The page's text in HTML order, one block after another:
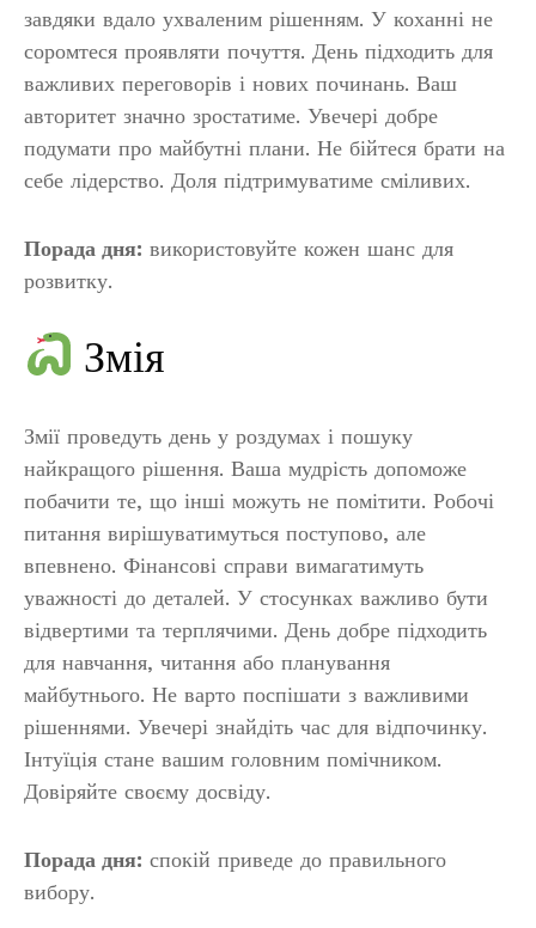
завдяки вдало ухваленим рішенням. У коханні не
соромтеся проявляти почуття. День підходить для
важливих переговорів і нових починань. Ваш
авторитет значно зростатиме. Увечері добре
подумати про майбутні плани. Не бійтеся брати на
себе лідерство. Доля підтримуватиме сміливих.
Порада дня: використовуйте кожен шанс для
розвитку.
Змія
Змії проведуть день у роздумах і пошуку
найкращого рішення. Ваша мудрість допоможе
побачити те, що інші можуть не помітити. Робочі
питання вирішуватимуться поступово, але
впевнено. Фінансові справи вимагатимуть
уважності до деталей. У стосунках важливо бути
відвертими та терплячими. День добре підходить
для навчання, читання або планування
майбутнього. Не варто поспішати з важливими
рішеннями. Увечері знайдіть час для відпочинку.
Інтуїція стане вашим головним помічником.
Довіряйте своєму досвіду.
Порада дня: спокій приведе до правильного
вибору.